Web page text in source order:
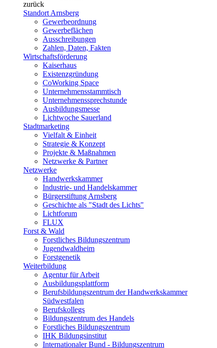
zurück
Standort Arnsberg
Gewerbeordnung
Gewerbeflächen
Ausschreibungen
Zahlen, Daten, Fakten
Wirtschaftsförderung
Kaiserhaus
Existenzgründung
CoWorking Space
Unternehmensstammtisch
Unternehmenssprechstunde
Ausbildungsmesse
Lichtwoche Sauerland
Stadtmarketing
Vielfalt & Einheit
Strategie & Konzept
Projekte & Maßnahmen
Netzwerke & Partner
Netzwerke
Handwerkskammer
Industrie- und Handelskammer
Bürgerstiftung Arnsberg
Geschichte als "Stadt des Lichts"
Lichtforum
FLUX
Forst & Wald
Forstliches Bildungszentrum
Jugendwaldheim
Forstgenetik
Weiterbildung
Agentur für Arbeit
Ausbildungsplattform
Berufsbildungszentrum der Handwerkskammer
Südwestfalen
Berufskollegs
Bildungszentrum des Handels
Forstliches Bildungszentrum
IHK Bildungsinstitut
Internationaler Bund - Bildungszentrum